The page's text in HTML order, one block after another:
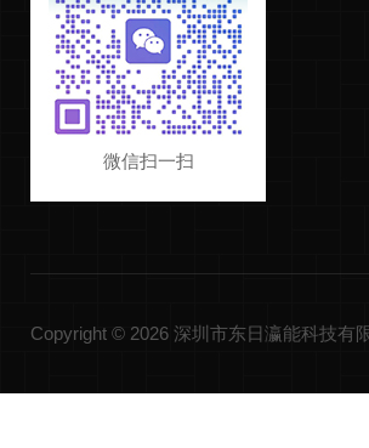
微信扫一扫
Copyright © 2026 深圳市东日瀛能科技有